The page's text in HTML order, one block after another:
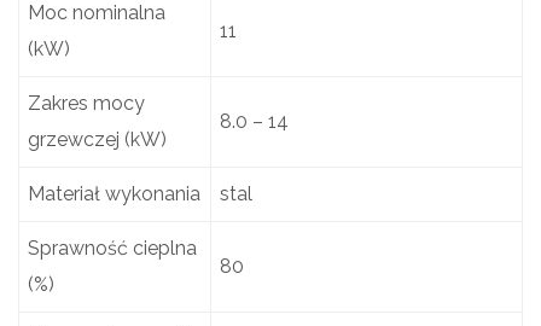
Moc nominalna
(kW)
11
Zakres mocy
grzewczej (kW)
8.0 – 14
Materiał wykonania stal
Sprawność cieplna
(%)
80